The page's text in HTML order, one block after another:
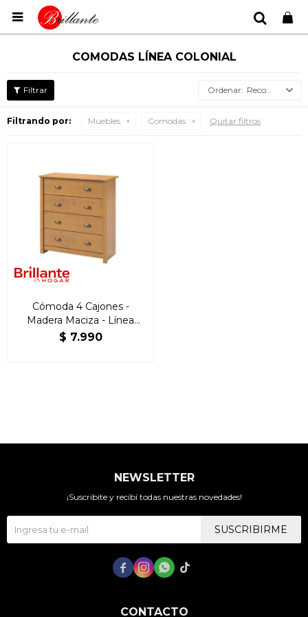

COMODAS LÍNEA COLONIAL
Recomendados
Filtrando por: Muebles Comodas Quitar filtros
Cómoda 4 Cajones -
Madera Maciza - Línea
Colonial - Freijo
$ 7.990
CONTACTO
NEWSLETTER
¡Suscribite y recibí todas nuestras novedades!
SUSCRIBIRME
   